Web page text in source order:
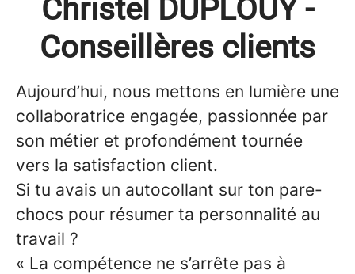
Christel DUPLOUY -
Conseillères clients
Aujourd’hui, nous mettons en lumière une
collaboratrice engagée, passionnée par
son métier et profondément tournée
vers la satisfaction client.
Si tu avais un autocollant sur ton pare-
chocs pour résumer ta personnalité au
travail ?
« La compétence ne s’arrête pas à